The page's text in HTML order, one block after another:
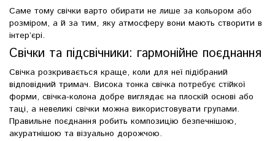
Саме тому свічки варто обирати не лише за кольором або
розміром, а й за тим, яку атмосферу вони мають створити в
інтер’єрі.
Свічки та підсвічники: гармонійне поєднання
Свічка розкривається краще, коли для неї підібраний
відповідний тримач. Висока тонка свічка потребує стійкої
форми, свічка-колона добре виглядає на плоскій основі або
таці, а невеликі свічки можна використовувати групами.
Правильне поєднання робить композицію безпечнішою,
акуратнішою та візуально дорожчою.